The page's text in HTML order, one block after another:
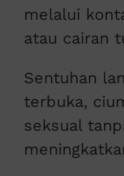
melalui
atau cairan
Sentuhan
terbuka,
seksual